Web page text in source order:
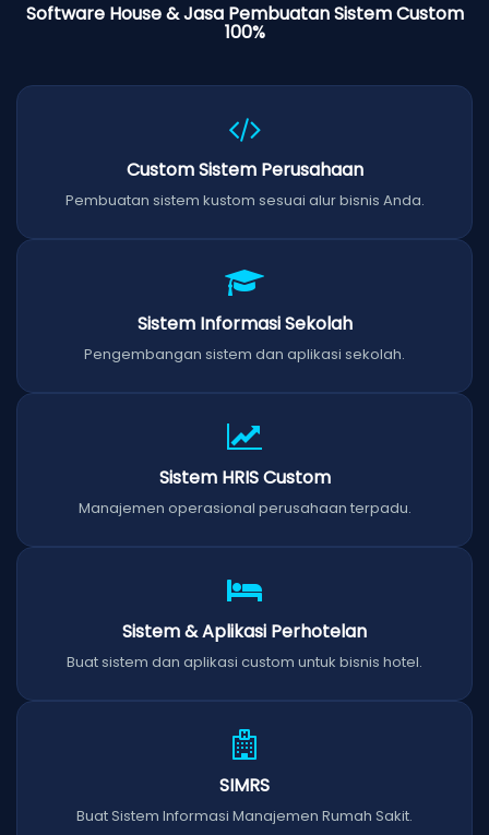
Software House & Jasa Pembuatan Sistem Custom
100%
Custom Sistem Perusahaan
Pembuatan sistem kustom sesuai alur bisnis Anda.
Sistem Informasi Sekolah
Pengembangan sistem dan aplikasi sekolah.
Sistem HRIS Custom
Manajemen operasional perusahaan terpadu.
Sistem & Aplikasi Perhotelan
Buat sistem dan aplikasi custom untuk bisnis hotel.
SIMRS
Buat Sistem Informasi Manajemen Rumah Sakit.